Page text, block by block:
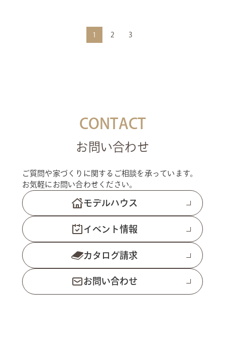
1 2 3
CONTACT
お問い合わせ
ご質問や家づくりに関するご相談を承っています。
お気軽にお問い合わせください。
モデルハウス
イベント情報
カタログ請求
お問い合わせ